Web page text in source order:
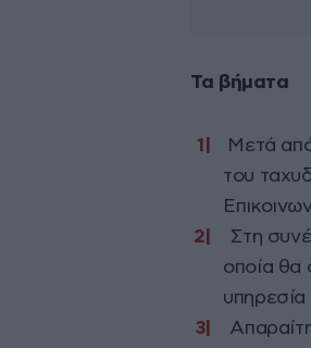
Τα βήματα
Μετά
του
Στη
οποία θα